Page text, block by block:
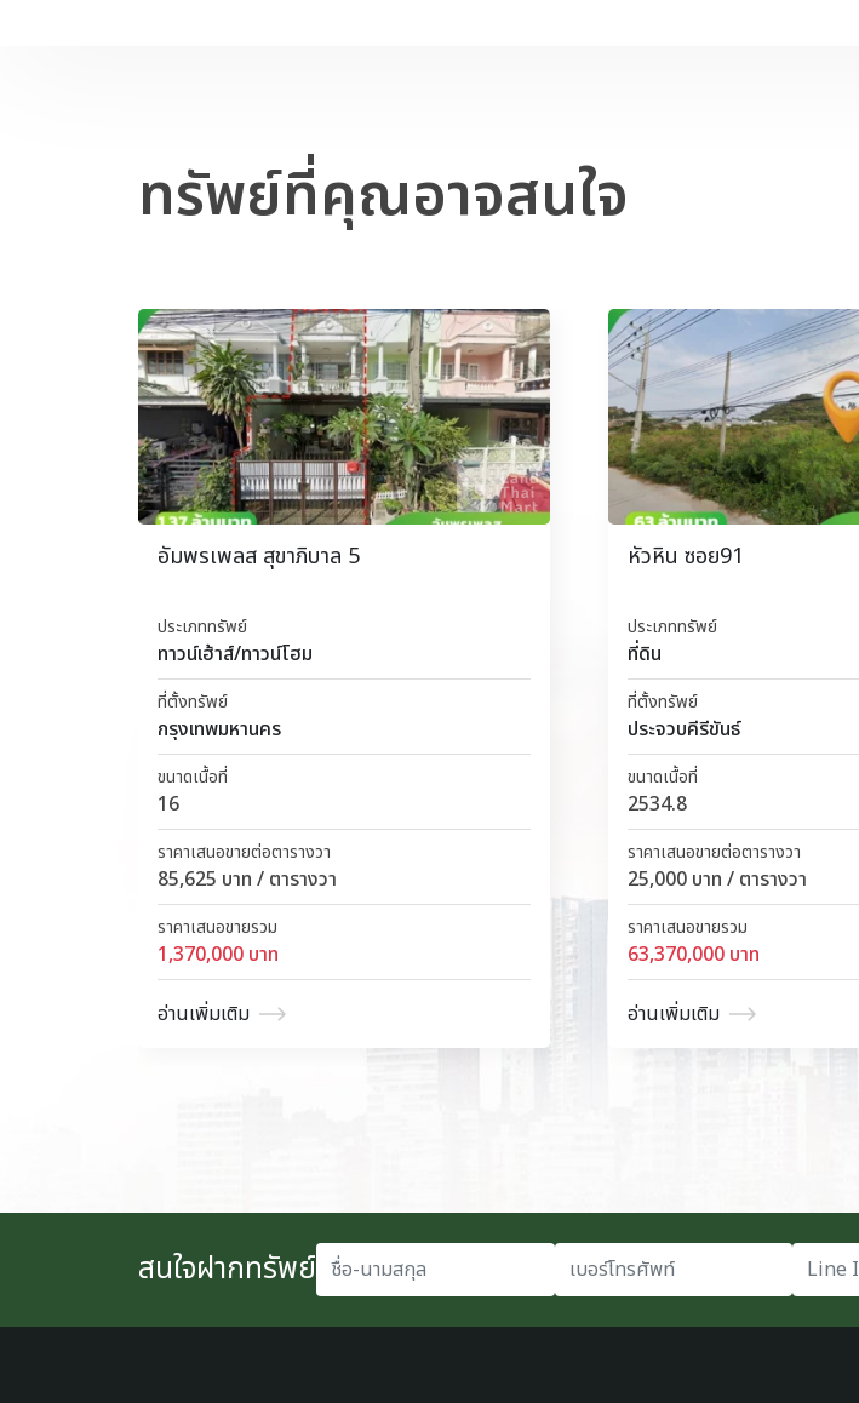
ทรัพย์ที่คุณอาจสนใจ
อัมพรเพลส สุขาภิบาล 5
ประเภททรัพย์
ทาวน์เฮ้าส์/ทาวน์โฮม
ที่ตั้งทรัพย์
กรุงเทพมหานคร
ขนาดเนื้อที่
16
ราคาเสนอขายต่อตารางวา
85,625 บาท / ตารางวา
ราคาเสนอขายรวม
1,370,000 บาท
อ่านเพิ่มเติม
หัวหิน ซอย91
ประเภททรัพย์
ที่ดิน
ที่ตั้งทรัพย์
ประจวบคีรีขันธ์
ขนาดเนื้อที่
2534.8
ราคาเสนอขายต่อตารางวา
25,000 บาท / ตารางวา
ราคาเสนอขายรวม
63,370,000 บาท
อ่านเพิ่มเติม
สนใจฝากทรัพย์ชื่อ-นามสกุล เบอร์โทรศัพท์ Line ID